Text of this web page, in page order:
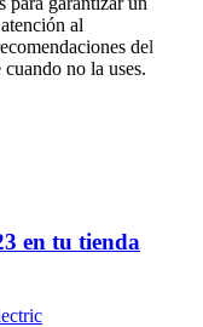
al
del
no la uses.
en tu tienda